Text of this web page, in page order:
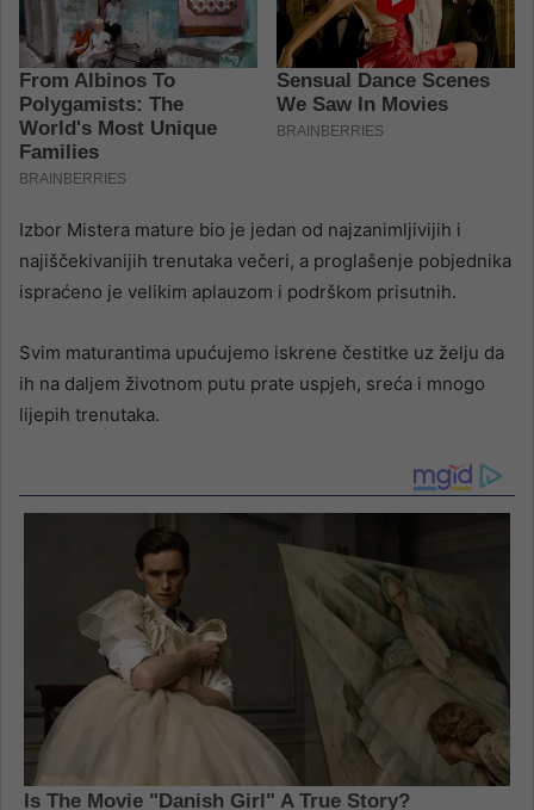
Izbor Mistera mature bio je jedan od najzanimljivijih i
najiščekivanijih trenutaka večeri, a proglašenje pobjednika
ispraćeno je velikim aplauzom i podrškom prisutnih.
Svim maturantima upućujemo iskrene čestitke uz želju da
ih na daljem životnom putu prate uspjeh, sreća i mnogo
lijepih trenutaka.